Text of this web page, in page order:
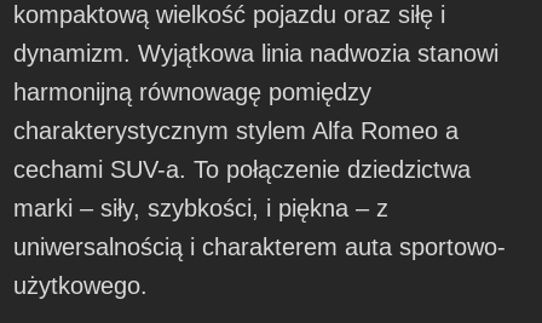
kompaktową wielkość pojazdu oraz siłę i
dynamizm. Wyjątkowa linia nadwozia stanowi
harmonijną równowagę pomiędzy
charakterystycznym stylem Alfa Romeo a
cechami SUV-a. To połączenie dziedzictwa
marki – siły, szybkości, i piękna – z
uniwersalnością i charakterem auta sportowo-
użytkowego.